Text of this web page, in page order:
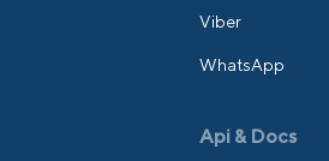
Viber
WhatsApp
Api & Docs